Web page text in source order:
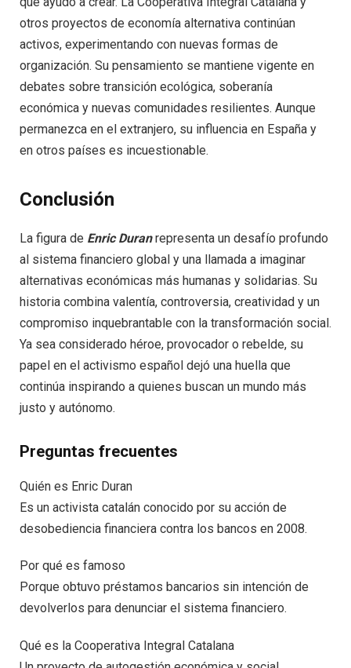
otros proyectos de economía alternativa continúan
activos, experimentando con nuevas formas de
organización. Su pensamiento se mantiene vigente en
debates sobre transición ecológica, soberanía
económica y nuevas comunidades resilientes. Aunque
permanezca en el extranjero, su influencia en España y
en otros países es incuestionable.
Conclusión
La figura de Enric Duranrepresenta un desafío profundo
al sistema financiero global y una llamada a imaginar
alternativas económicas más humanas y solidarias. Su
historia combina valentía, controversia, creatividad y un
compromiso inquebrantable con la transformación social.
Ya sea considerado héroe, provocador o rebelde, su
papel en el activismo español dejó una huella que
continúa inspirando a quienes buscan un mundo más
justo y autónomo.
Preguntas frecuentes
Quién es Enric Duran
Es un activista catalán conocido por su acción de
desobediencia financiera contra los bancos en 2008.
Por qué es famoso
Porque obtuvo préstamos bancarios sin intención de
devolverlos para denunciar el sistema financiero.
Qué es la Cooperativa Integral Catalana